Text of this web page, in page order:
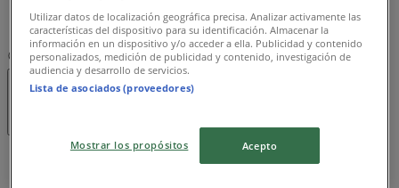
Sábado
07:00 - 22:00
Mapa
(01) 55 59203457
AbiertoHasta las 22:00
Utilizar datos de localización geográfica precisa. Analizar activamente las
características del dispositivo para su identificación. Almacenar la
información en un dispositivo y/o acceder a ella. Publicidad y contenido
personalizados, medición de publicidad y contenido, investigación de
audiencia y desarrollo de servicios.
Lista de asociados (proveedores)
Mostrar los propósitos Acepto